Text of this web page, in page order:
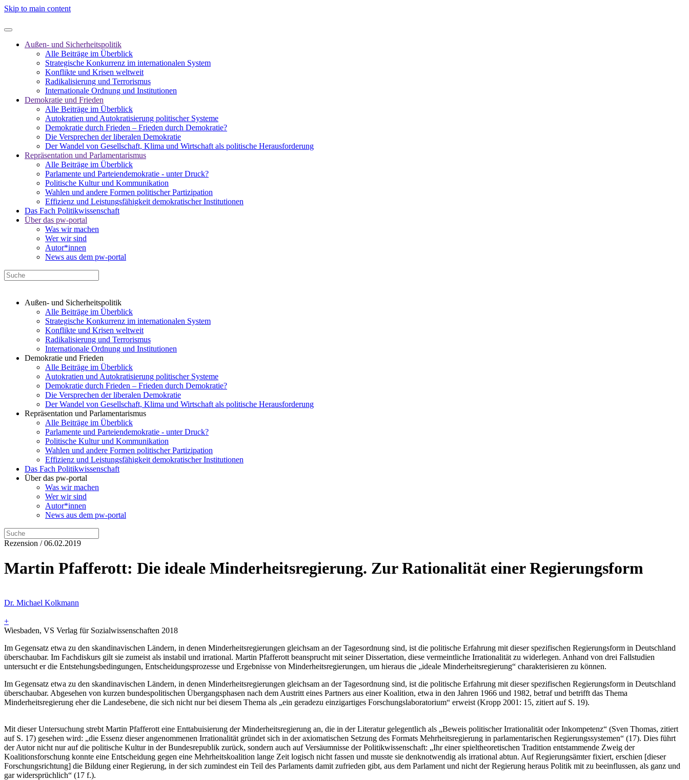
Skip to main content
Außen- und Sicherheitspolitik
Alle Beiträge im Überblick
Strategische Konkurrenz im internationalen System
Konflikte und Krisen weltweit
Radikalisierung und Terrorismus
Internationale Ordnung und Institutionen
Demokratie und Frieden
Alle Beiträge im Überblick
Autokratien und Autokratisierung politischer Systeme
Demokratie durch Frieden – Frieden durch Demokratie?
Die Versprechen der liberalen Demokratie
Der Wandel von Gesellschaft, Klima und Wirtschaft als politische Herausforderung
Repräsentation und Parlamentarismus
Alle Beiträge im Überblick
Parlamente und Parteiendemokratie - unter Druck?
Politische Kultur und Kommunikation
Wahlen und andere Formen politischer Partizipation
Effizienz und Leistungsfähigkeit demokratischer Institutionen
Das Fach Politikwissenschaft
Über das pw-portal
Was wir machen
Wer wir sind
Autor*innen
News aus dem pw-portal
Außen- und Sicherheitspolitik
Alle Beiträge im Überblick
Strategische Konkurrenz im internationalen System
Konflikte und Krisen weltweit
Radikalisierung und Terrorismus
Internationale Ordnung und Institutionen
Demokratie und Frieden
Alle Beiträge im Überblick
Autokratien und Autokratisierung politischer Systeme
Demokratie durch Frieden – Frieden durch Demokratie?
Die Versprechen der liberalen Demokratie
Der Wandel von Gesellschaft, Klima und Wirtschaft als politische Herausforderung
Repräsentation und Parlamentarismus
Alle Beiträge im Überblick
Parlamente und Parteiendemokratie - unter Druck?
Politische Kultur und Kommunikation
Wahlen und andere Formen politischer Partizipation
Effizienz und Leistungsfähigkeit demokratischer Institutionen
Das Fach Politikwissenschaft
Über das pw-portal
Was wir machen
Wer wir sind
Autor*innen
News aus dem pw-portal
Rezension / 06.02.2019
Martin Pfafferott: Die ideale Minderheitsregierung. Zur Rationalität einer Regierungsform
Dr. Michael Kolkmann
+
Wiesbaden, VS Verlag für Sozialwissenschaften 2018
Im Gegensatz etwa zu den skandinavischen Ländern, in denen Minderheitsregierungen gleichsam an der Tagesordnung sind, ist die politische Erfahrung mit dieser spezifischen Regierungsform in Deutschland
überschaubar. Im Fachdiskurs gilt sie zumeist als instabil und irrational. Martin Pfafferott beansprucht mit seiner Dissertation, diese vermeintliche Irrationalität zu widerlegen. Anhand von drei Fallstudien
untersucht er die Entstehungsbedingungen, Entscheidungsprozesse und Ergebnisse von Minderheitsregierungen, um hieraus die „ideale Minderheitsregierung“ charakterisieren zu können.
Im Gegensatz etwa zu den skandinavischen Ländern, in denen Minderheitsregierungen gleichsam an der Tagesordnung sind, ist die politische Erfahrung mit dieser spezifischen Regierungsform in Deutschland
überschaubar. Abgesehen von kurzen bundespolitischen Übergangsphasen nach dem Austritt eines Partners aus einer Koalition, etwa in den Jahren 1966 und 1982, betraf und betrifft das Thema
Minderheitsregierung eher die Landesebene, die sich nicht nur bei diesem Thema als „ein geradezu einzigartiges Forschungslaboratorium“ erweist (Kropp 2001: 15, zitiert auf S. 19).
Mit dieser Untersuchung strebt Martin Pfafferott eine Enttabuisierung der Minderheitsregierung an, die in der Literatur gelegentlich als „Beweis politischer Irrationalität oder Inkompetenz“ (Sven Thomas, zitiert
auf S. 17) gesehen wird: „die Essenz dieser angenommenen Irrationalität gründet sich in der axiomatischen Setzung des Formats Mehrheitsregierung in parlamentarischen Regierungssystemen“ (17). Dies führt
der Autor nicht nur auf die politische Kultur in der Bundesrepublik zurück, sondern auch auf Versäumnisse der Politikwissenschaft: „Ihr einer spieltheoretischen Tradition entstammende Zweig der
Koalitionsforschung konnte eine Entscheidung gegen eine Mehrheitskoalition lange Zeit logisch nicht fassen und musste sie denknotwendig als irrational abtun. Auf Regierungsämter fixiert, erschien [dieser
Forschungsrichtung] die Bildung einer Regierung, in der sich zumindest ein Teil des Parlaments damit zufrieden gibt, aus dem Parlament und nicht der Regierung heraus Politik mit zu beeinflussen, als ganz und
gar widersprüchlich“ (17 f.).